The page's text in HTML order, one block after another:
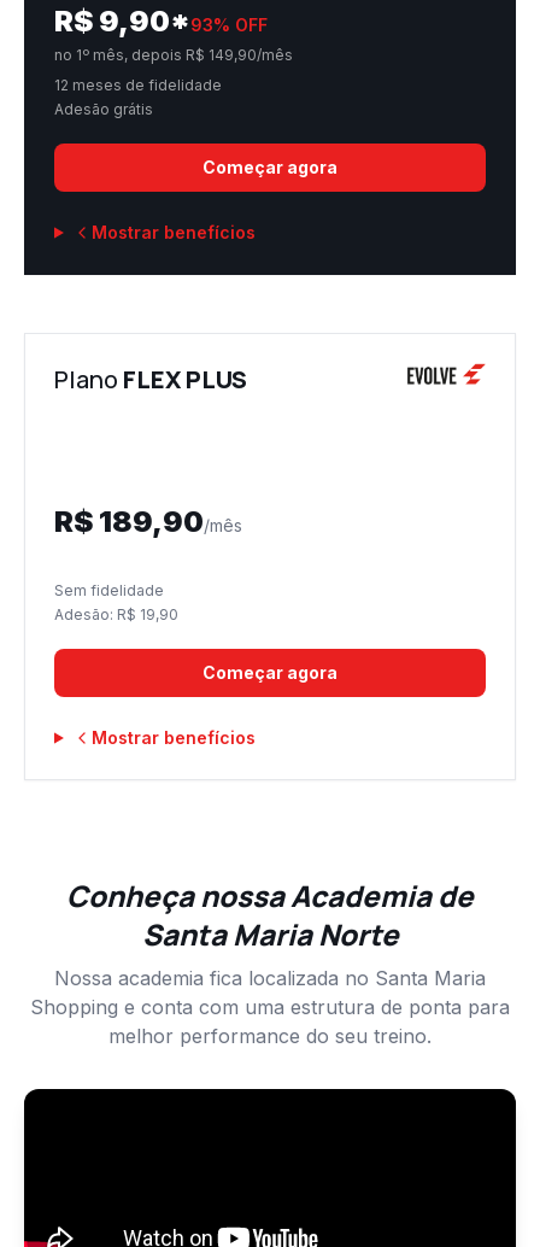
R$ 9,90*93% OFF
no 1º mês, depois R$ 149,90/mês
12 meses de fidelidade
Adesão grátis
Começar agora
Mostrar benefícios
Plano FLEX PLUS
R$ 189,90/mês
Sem fidelidade
Adesão: R$ 19,90
Começar agora
Mostrar benefícios
Conheça nossa Academia de
Santa Maria Norte
Nossa academia fica localizada no Santa Maria
Shopping e conta com uma estrutura de ponta para
melhor performance do seu treino.